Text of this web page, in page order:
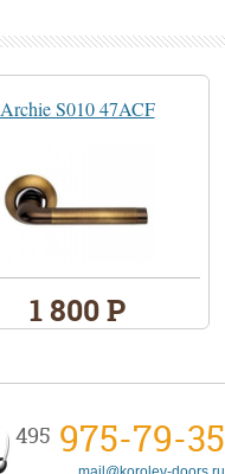
Archie S010 47ACF
1 800 Р
495 975-79-35